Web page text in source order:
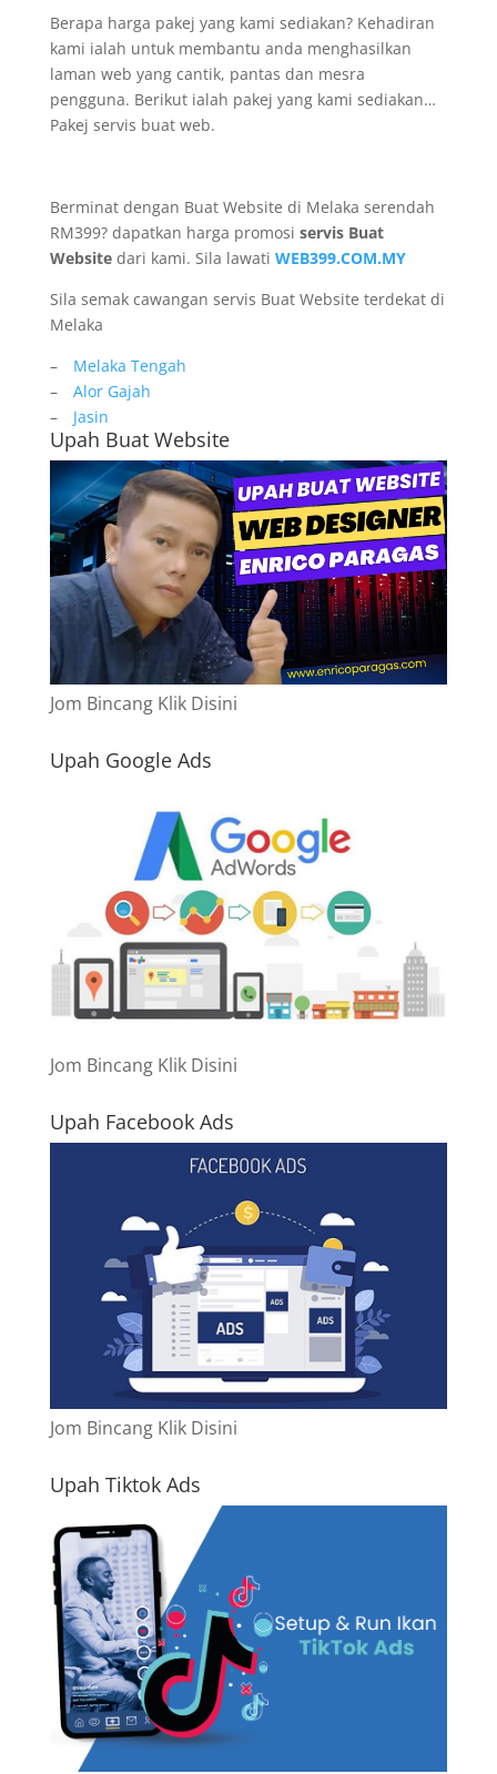
Berapa harga pakej yang kami sediakan? Kehadiran
kami ialah untuk membantu anda menghasilkan
laman web yang cantik, pantas dan mesra
pengguna. Berikut ialah pakej yang kami sediakan…
Pakej servis buat web.
Berminat dengan Buat Website di Melaka serendah
RM399? dapatkan harga promosi servis Buat
Websitedari kami. Sila lawati WEB399.COM.MY
Sila semak cawangan servis Buat Website terdekat di
Melaka
–
Melaka Tengah
–
Alor Gajah
–
Jasin
Upah Buat Website
Jom Bincang Klik Disini
Upah Google Ads
Jom Bincang Klik Disini
Upah Facebook Ads
Jom Bincang Klik Disini
Upah Tiktok Ads